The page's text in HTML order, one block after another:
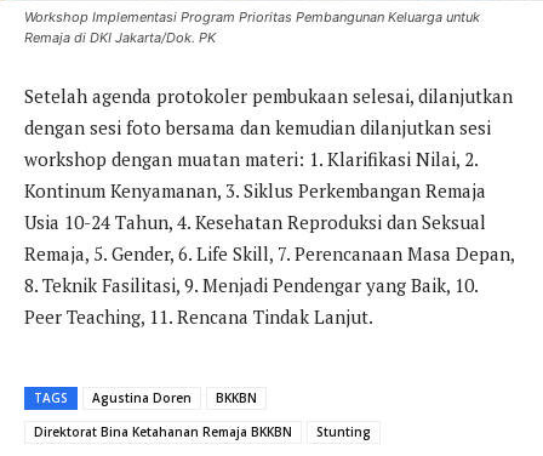
Workshop Implementasi Program Prioritas Pembangunan Keluarga untuk
Remaja di DKI Jakarta/Dok. PK
Setelah agenda protokoler pembukaan selesai, dilanjutkan
dengan sesi foto bersama dan kemudian dilanjutkan sesi
workshop dengan muatan materi: 1. Klarifikasi Nilai, 2.
Kontinum Kenyamanan, 3. Siklus Perkembangan Remaja
Usia 10-24 Tahun, 4. Kesehatan Reproduksi dan Seksual
Remaja, 5. Gender, 6. Life Skill, 7. Perencanaan Masa Depan,
8. Teknik Fasilitasi, 9. Menjadi Pendengar yang Baik, 10.
Peer Teaching, 11. Rencana Tindak Lanjut.
TAGS Agustina Doren
BKKBN
Direktorat Bina Ketahanan Remaja BKKBN
Stunting